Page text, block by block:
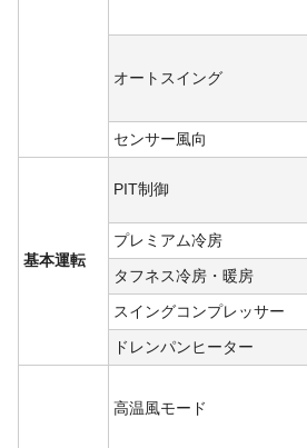
オートスイング
センサー風向
基本運転
PIT制御
プレミアム冷房
タフネス冷房・暖房
スイングコンプレッサー
ドレンパンヒーター
高温風モード